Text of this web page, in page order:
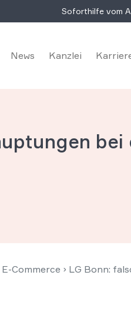
Soforthilfe vom
News Kanzlei
E-Commerce › LG Bonn: